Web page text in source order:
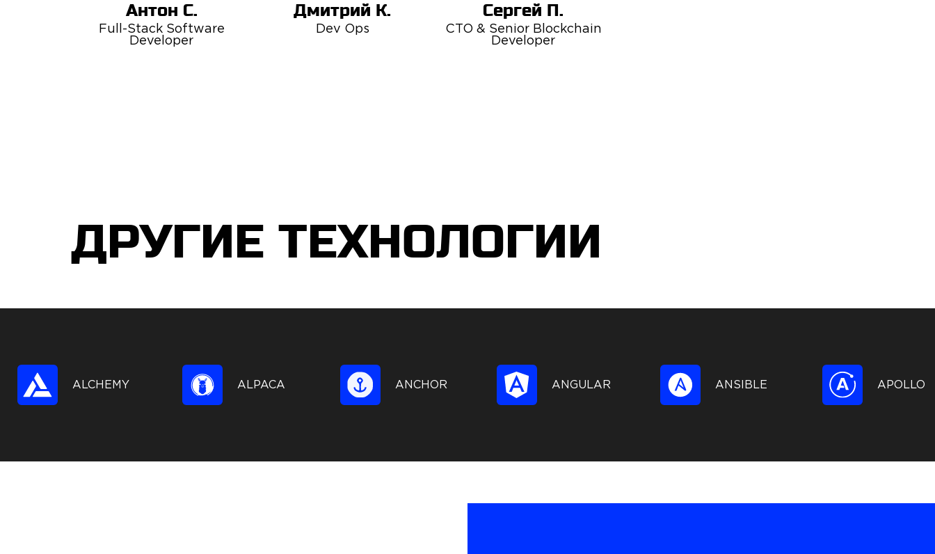
Антон С.
Full-Stack Software
Developer
Дмитрий К.
Dev Ops
Сергей П.
CTO & Senior Blockchain
Developer
ДРУГИЕ ТЕХНОЛОГИИ
ALCHEMY ALPACA ANCHOR ANGULAR ANSIBLE APOLLO